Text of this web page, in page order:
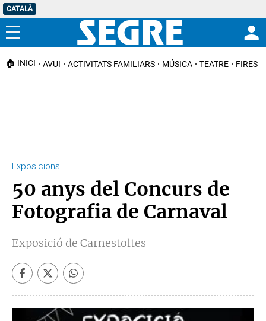
CATALÀ
Menú
🏠 INICI AVUI ACTIVITATS FAMILIARS MÚSICA TEATRE FIRES I
Exposicions
50 anys del Concurs de
Fotografia de Carnaval
Exposició de Carnestoltes